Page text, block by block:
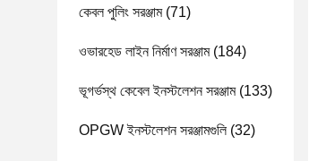
কেবল পুলিং সরঞ্জাম(71)
ওভারহেড লাইন নির্মাণ সরঞ্জাম(184)
ভূগর্ভস্থ কেবেল ইনস্টলেশন সরঞ্জাম(133)
OPGW ইনস্টলেশন সরঞ্জামগুলি(32)